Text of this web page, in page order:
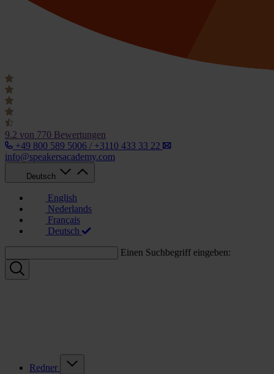
9.2 von 770 Bewertungen
+49 800 589 5006 / +3110 433 33 22
info@speakersacademy.com
Deutsch
English
Nederlands
Français
Deutsch
Einen Suchbegriff eingeben:
Redner